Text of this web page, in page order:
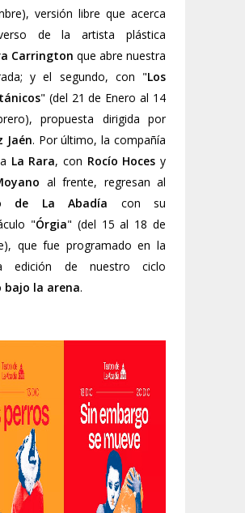
versión libre que acerca
de la artista plástica
Carrington que abre nuestra
y el segundo, con "Los
" (del 21 de Enero al 14
propuesta dirigida por
Jaén. Por último, la compañía
La Rara, con Rocío Hocesy
al frente, regresan al
de La Abadía con su
"Órgia" (del 15 al 18 de
que fue programado en la
edición de nuestro ciclo
bajo la arena.